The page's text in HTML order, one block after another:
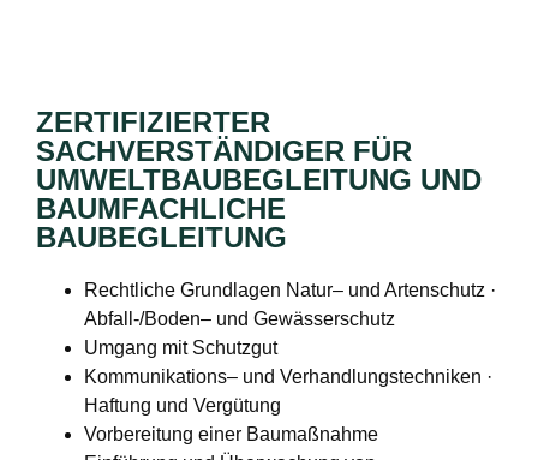
ZERTIFIZIERTER
SACHVERSTÄNDIGER FÜR
UMWELTBAUBEGLEITUNG UND
BAUMFACHLICHE
BAUBEGLEITUNG
Rechtliche Grundlagen Natur– und Artenschutz ·
Abfall-/Boden– und Gewässerschutz
Umgang mit Schutzgut
Kommunikations– und Verhandlungstechniken ·
Haftung und Vergütung
Vorbereitung einer Baumaßnahme